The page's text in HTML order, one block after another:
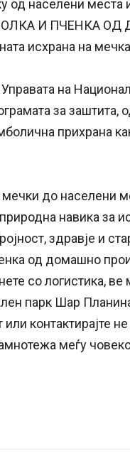
од населени места
И ПЧЕНКА ОД
исхрана на
на
за
прихрана
до населени
навика за
здравје и
од домашно
со логистика,
парк Шар
контактирајте
меѓу